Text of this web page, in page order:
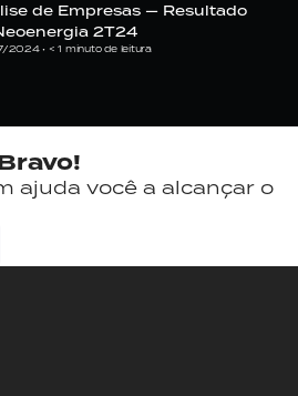
de Empresas — Resultado
2T24
2024 • < 1 minuto de leitura
ajuda você a alcançar o